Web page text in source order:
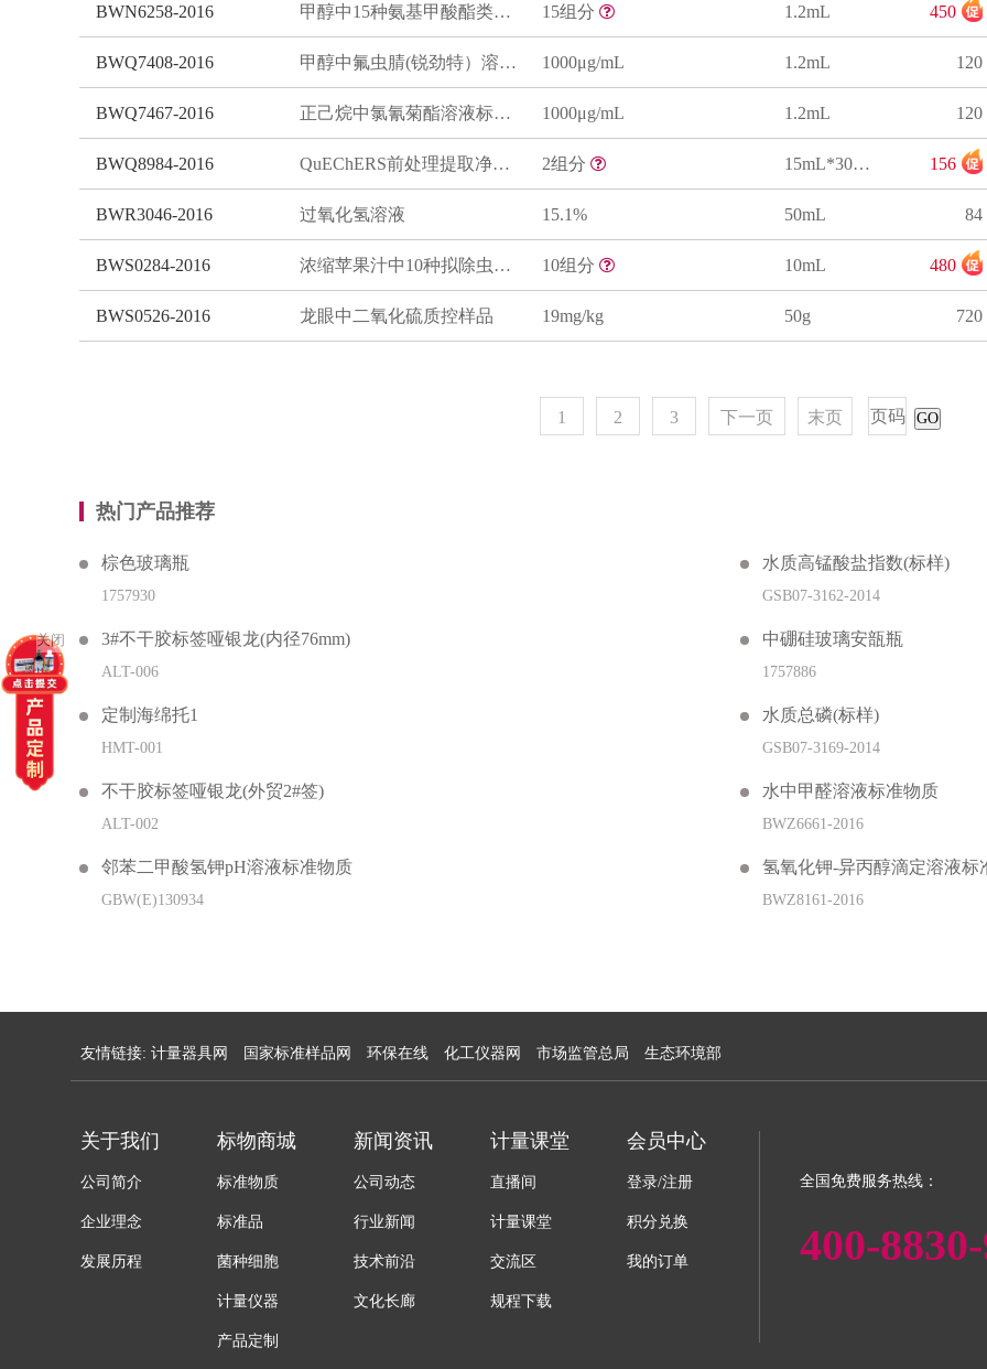
BWN6258-2016 甲醇中15种氨基甲酸酯类农药混合溶液标准物质 15组分 1.2mL 450
BWQ7408-2016 甲醇中氟虫腈(锐劲特）溶液标准物质 1000μg/mL 1.2mL 120
BWQ7467-2016 正己烷中氯氰菊酯溶液标准物质 1000μg/mL 1.2mL 120
BWQ8984-2016 QuEChERS前处理提取净化管（蔬菜水果食用菌dSPE分散固相萃取纯化管） 2组分 15mL*30支/包 156
BWR3046-2016 过氧化氢溶液 15.1% 50mL 84
BWS0284-2016 浓缩苹果汁中10种拟除虫菊酯类农药质控样品 10组分 10mL 480
BWS0526-2016 龙眼中二氧化硫质控样品 19mg/kg 50g 720
1 2 3 下一页 末页 GO
热门产品推荐
棕色玻璃瓶
1757930
3#不干胶标签哑银龙(内径76mm)
ALT-006
定制海绵托1
HMT-001
不干胶标签哑银龙(外贸2#签)
ALT-002
邻苯二甲酸氢钾pH溶液标准物质
GBW(E)130934
水质高锰酸盐指数(标样)
GSB07-3162-2014
中硼硅玻璃安瓿瓶
1757886
水质总磷(标样)
GSB07-3169-2014
水中甲醛溶液标准物质
BWZ6661-2016
氢氧化钾-异丙醇滴定溶液标
BWZ8161-2016
友情链接: 计量器具网 国家标准样品网 环保在线 化工仪器网 市场监管总局 生态环境部
关于我们
公司简介
企业理念
发展历程
标物商城
标准物质
标准品
菌种细胞
计量仪器
产品定制
新闻资讯
公司动态
行业新闻
技术前沿
文化长廊
计量课堂
直播间
计量课堂
交流区
规程下载
会员中心
登录/注册
积分兑换
我的订单
全国免费服务热线：
400-
关闭